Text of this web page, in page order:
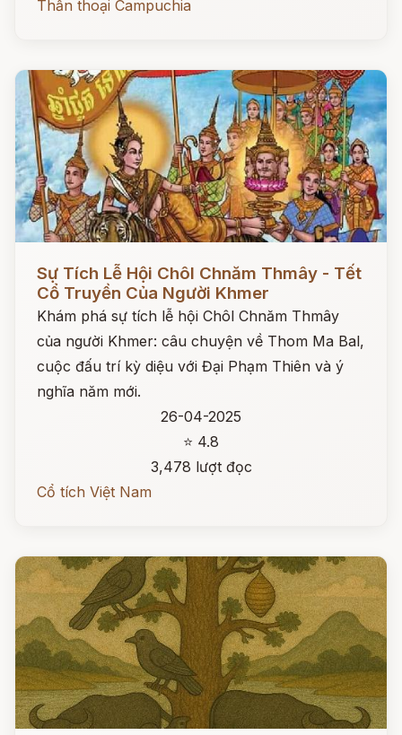
Thần thoại Campuchia
Sự Tích Lễ Hội Chôl Chnăm Thmây - Tết
Cổ Truyền Của Người Khmer
Khám phá sự tích lễ hội Chôl Chnăm Thmây
của người Khmer: câu chuyện về Thom Ma Bal,
cuộc đấu trí kỳ diệu với Đại Phạm Thiên và ý
nghĩa năm mới.
26-04-2025
⭐ 4.8
3,478 lượt đọc
Cổ tích Việt Nam